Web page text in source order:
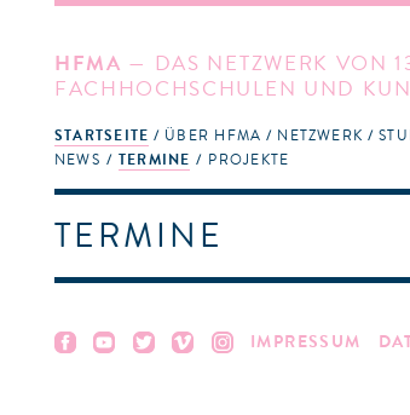
HFMA — DAS NETZWERK VON
FACHHOCHSCHULEN UND
STARTSEITE
NEWS
TERMINE PROJEKTE
ÜBER HFMA NETZWERK
TERMINE
IMPRESSUM